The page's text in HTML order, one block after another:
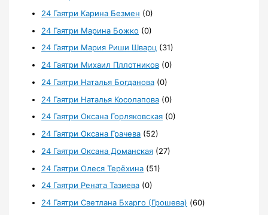
24 Гаятри Карина Безмен (0)
24 Гаятри Марина Божко (0)
24 Гаятри Мария Риши Шварц (31)
24 Гаятри Михаил Пллотников (0)
24 Гаятри Наталья Богданова (0)
24 Гаятри Наталья Косолапова (0)
24 Гаятри Оксана Горляковская (0)
24 Гаятри Оксана Грачева (52)
24 Гаятри Оксана Доманская (27)
24 Гаятри Олеся Терёхина (51)
24 Гаятри Рената Тазиева (0)
24 Гаятри Светлана Бхарго (Грошева) (60)